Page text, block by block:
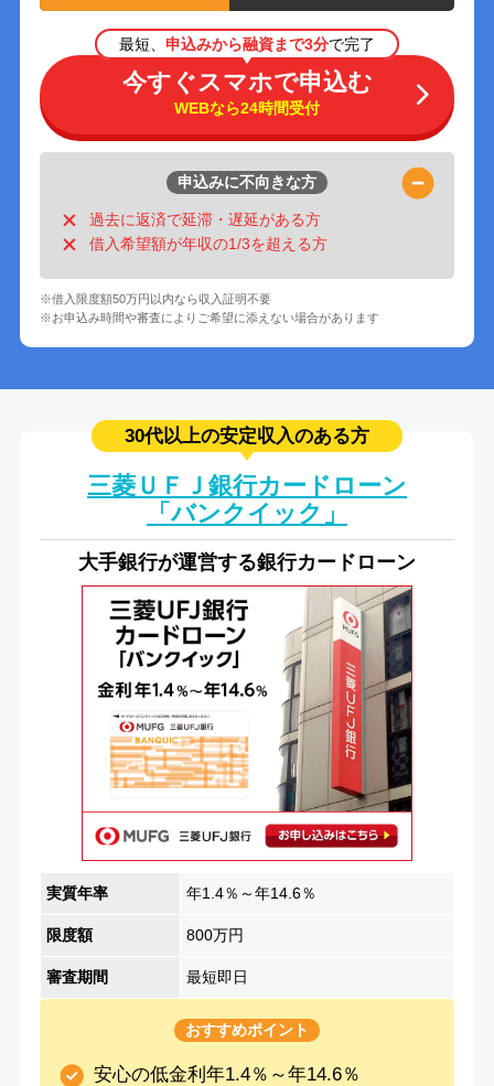
最短、 申込みから融資まで3分で完了
今すぐスマホで申込む
WEBなら24時間受付
申込みに不向きな方
過去に返済で延滞・遅延がある方
借入希望額が年収の1/3を超える方
※借入限度額50万円以内なら収入証明不要
※お申込み時間や審査によりご希望に添えない場合があります
30代以上の安定収入のある方
三菱ＵＦＪ銀行カードローン
「バンクイック」
大手銀行が運営する銀行カードローン
実質年率 年1.4％～年14.6％
限度額 800万円
審査期間 最短即日
おすすめポイント
安心の低金利年1.4％～年14.6％